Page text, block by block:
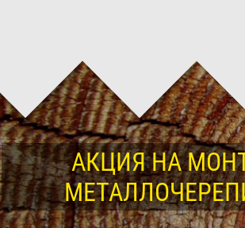
АКЦИЯ НА